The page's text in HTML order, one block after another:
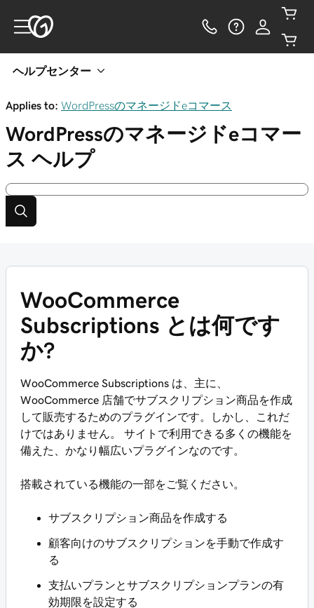
ヘルプセンター
Applies to: WordPressのマネージドeコマース
WordPressのマネージドeコマー
ス ヘルプ
WooCommerce
Subscriptions とは何です
か?
WooCommerce Subscriptions は、主に、
WooCommerce 店舗でサブスクリプション商品を作成
して販売するためのプラグインです。しかし、これだ
けではありません。 サイトで利用できる多くの機能を
備えた、かなり幅広いプラグインなのです。
搭載されている機能の一部をご覧ください。
サブスクリプション商品を作成する
顧客向けのサブスクリプションを手動で作成す
る
支払いプランとサブスクリプションプランの有
効期限を設定する